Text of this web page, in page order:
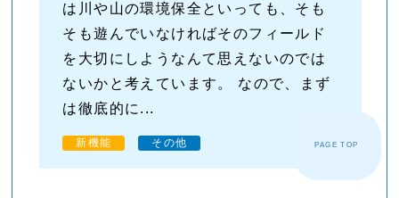
は川や山の環境保全といっても、そも
そも遊んでいなければそのフィールド
を大切にしようなんて思えないのでは
ないかと考えています。 なので、まず
は徹底的に...
新機能 その他 PAGE TOP